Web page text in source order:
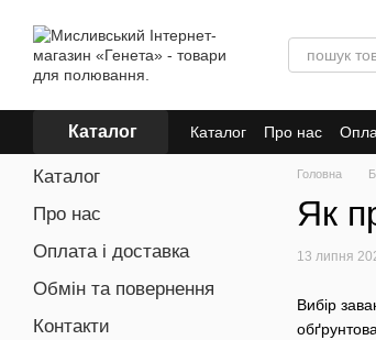
Каталог Каталог Про нас
Головна
Як
13 липня
Вибір
Каталог
Про нас
Оплата і доставка
Обмін та повернення
Контакти